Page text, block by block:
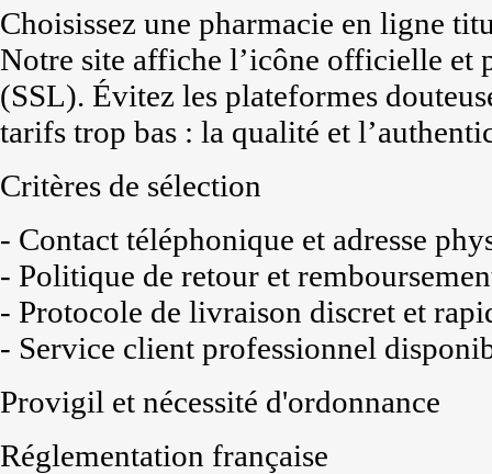
Choisissez une pharmacie en ligne
Notre site affiche l’icône officielle et
(SSL). Évitez les plateformes
tarifs trop bas : la qualité et
Critères de sélection
- Contact téléphonique et adresse
- Politique de retour et
- Protocole de livraison discret et
- Service client professionnel
Provigil et nécessité d'ordonnance
Réglementation française